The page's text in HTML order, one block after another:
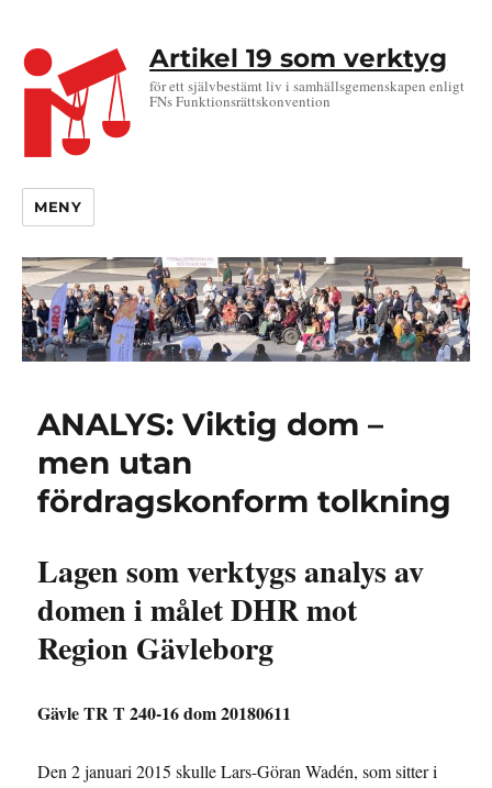
Artikel 19 som verktyg
för ett självbestämt liv i samhällsgemenskapen enligt
FNs Funktionsrättskonvention
MENY
ANALYS: Viktig dom –
men utan
fördragskonform tolkning
Lagen som verktygs analys av
domen i målet DHR mot
Region Gävleborg
Gävle TR T 240-16 dom 20180611
Den 2 januari 2015 skulle Lars-Göran Wadén, som sitter i